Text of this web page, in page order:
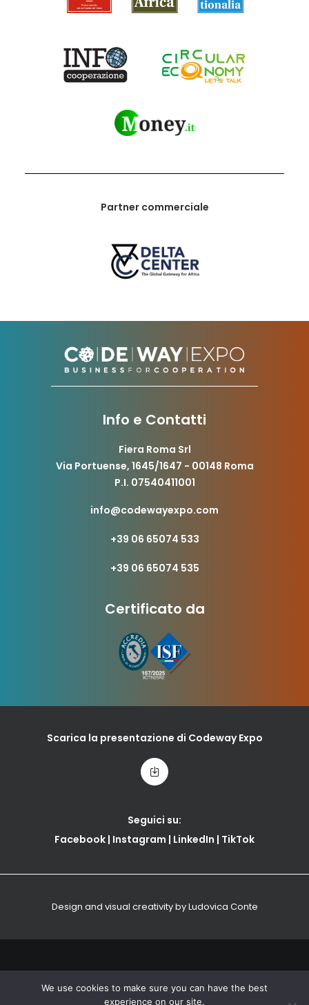
Partner commerciale
Info e Contatti
Fiera Roma Srl
Via Portuense, 1645/1647 - 00148 Roma
P.I. 07540411001
info@codewayexpo.com
+39 06 65074 533
+39 06 65074 535
Certificato da
Scarica la presentazione di Codeway Expo
Seguici su:
Facebook | Instagram | LinkedIn | TikTok
Design and visual creativity byLudovica Conte
2024 CODEWAY. Tutti i diritti sono riservati.Privacy Policy
We use cookies to make sure you can have the best
experience on our site.